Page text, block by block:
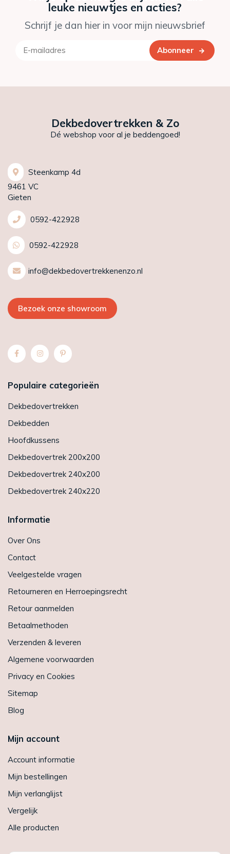
leuke nieuwtjes en acties?
Schrijf je dan hier in voor mijn nieuwsbrief
Abonneer
Dekbedovertrekken & Zo
Dé webshop voor al je beddengoed!
Steenkamp 4d
9461 VC
Gieten
0592-422928
0592-422928
info@dekbedovertrekkenenzo.nl
Bezoek onze showroom
Populaire categorieën
Dekbedovertrekken
Dekbedden
Hoofdkussens
Dekbedovertrek 200x200
Dekbedovertrek 240x200
Dekbedovertrek 240x220
Informatie
Over Ons
Contact
Veelgestelde vragen
Retourneren en Herroepingsrecht
Retour aanmelden
Betaalmethoden
Verzenden & leveren
Algemene voorwaarden
Privacy en Cookies
Sitemap
Blog
Mijn account
Account informatie
Mijn bestellingen
Mijn verlanglijst
Vergelijk
Alle producten